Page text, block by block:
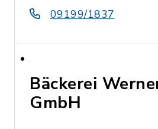
09199/1837
Bäckerei
GmbH